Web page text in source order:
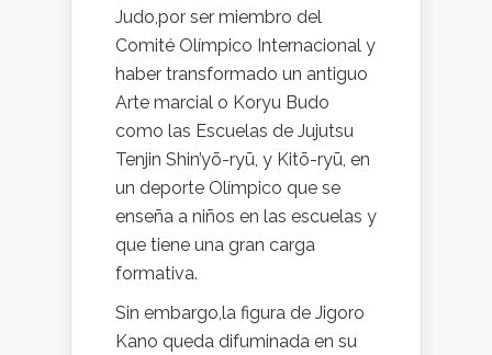
Judo,por ser miembro del
Comité Olímpico Internacional y
haber transformado un antiguo
Arte marcial o Koryu Budo
como las Escuelas de Jujutsu
Tenjin Shin’yō-ryū, y Kitō-ryū, en
un deporte Olímpico que se
enseña a niños en las escuelas y
que tiene una gran carga
formativa.
Sin embargo,la figura de Jigoro
Kano queda difuminada en su